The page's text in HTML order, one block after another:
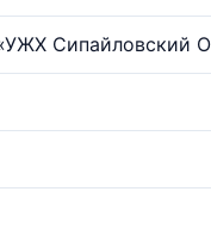
Сипайловский